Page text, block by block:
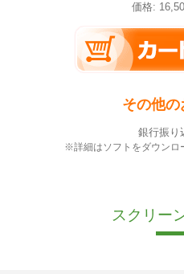
価格:
その他
銀行振り
※詳細はソフトをダウンロ
スクリー